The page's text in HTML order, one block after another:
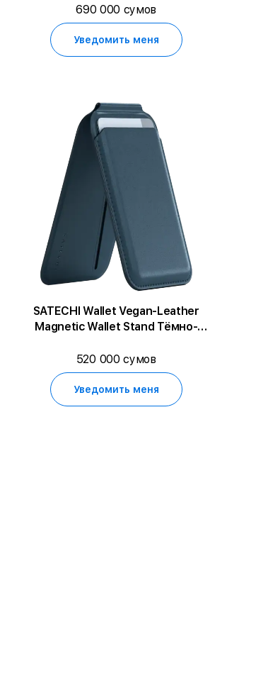
690 000 сумов
Уведомить меня
SATECHI Wallet Vegan-Leather
Magnetic Wallet Stand Тёмно-
520 000 сумов
Уведомить меня